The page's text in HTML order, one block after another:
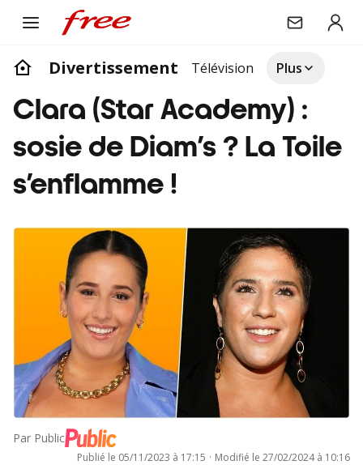
Divertissement Télévision Plus
Clara (Star Academy) :
sosie de Diam’s ? La Toile
s’enflamme !
Par Public
Publié le 05/11/2023 à 17:15 · Modifié le 27/02/2024 à 10:16